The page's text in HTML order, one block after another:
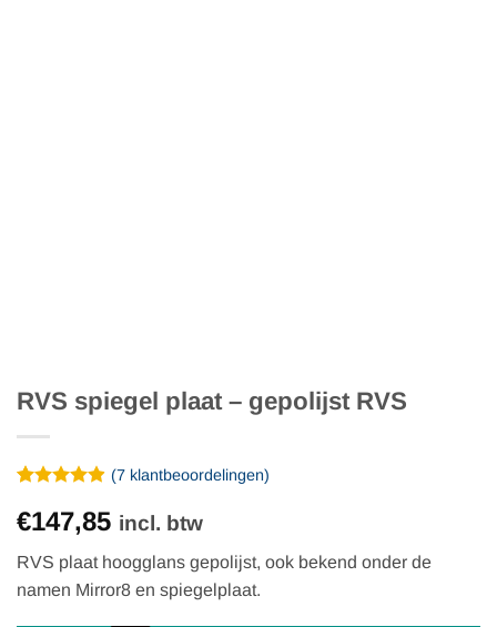
RVS spiegel plaat – gepolijst RVS
4.86op 5
gebaseerd
op
klantbeoordelingen
(7klantbeoordelingen)
€147,85 incl. btw
RVS plaat hoogglans gepolijst, ook bekend onder de
namen Mirror8 en spiegelplaat.